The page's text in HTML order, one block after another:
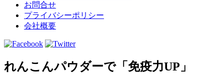
お問合せ
プライバシーポリシー
会社概要
れんこんパウダーで「免疫力UP」